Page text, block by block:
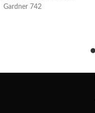
Gardner 742